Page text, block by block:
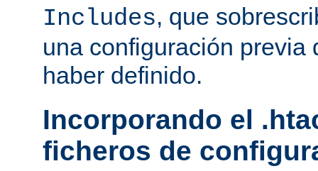
Includes, que
una configuración previa
haber definido.
Incorporando el
ficheros de